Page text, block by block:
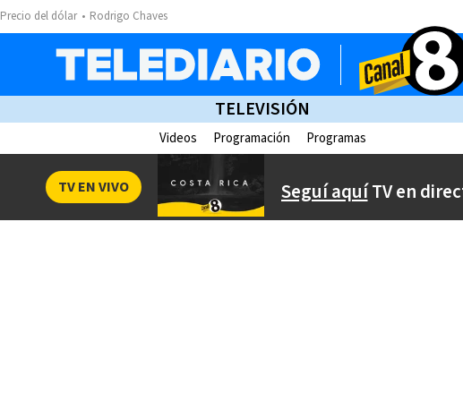
Precio del dólar Rodrigo Chaves
TELEVISIÓN
Videos Programación Programas
Seguí aquíTV en
TV EN VIVO